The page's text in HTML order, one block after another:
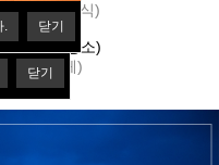
닫기
. 닫기
. 닫기
식,휴식,지식)
전리 제빵소)
(북카페)